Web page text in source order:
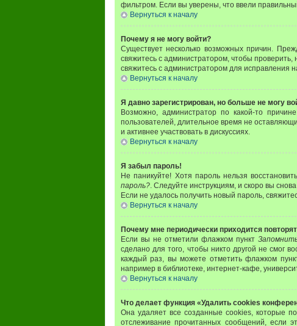
фильтром. Если вы уверены, что ввели
Вернуться к началу
Почему я не могу войти?
Существует несколько возможных причин.
свяжитесь с администратором, чтобы
свяжитесь с администратором для исправления
Вернуться к началу
Я давно зарегистрирован, но больше не могу
Возможно, администратор по какой-то
пользователей, длительное время не
и активнее участвовать в дискуссиях.
Вернуться к началу
Я забыл пароль!
Не паникуйте! Хотя пароль нельзя
пароль?. Следуйте инструкциям, и скоро вы
Если не удалось получить новый пароль,
Вернуться к началу
Почему мне периодически приходится
Если вы не отметили флажком пункт
сделано для того, чтобы никто другой не смог
каждый раз, вы можете отметить флажком
например в библиотеке, интернет-кафе,
Вернуться к началу
Что делает функция «Удалить cookies
Она удаляет все созданные cookies, которые
отслеживание прочитанных сообщений, если